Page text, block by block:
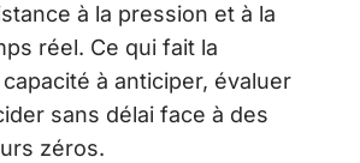
à la pression et à la
réel. Ce qui fait la
à anticiper, évaluer
sans délai face à des
zéros.